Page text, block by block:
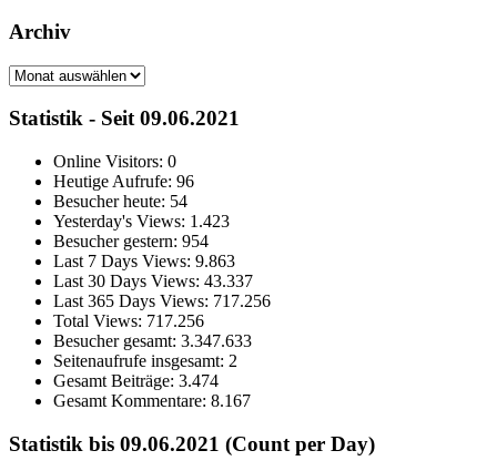
Archiv
Archiv
Statistik - Seit 09.06.2021
Online Visitors: 0
Heutige Aufrufe: 96
Besucher heute: 54
Yesterday's Views: 1.423
Besucher gestern: 954
Last 7 Days Views: 9.863
Last 30 Days Views: 43.337
Last 365 Days Views: 717.256
Total Views: 717.256
Besucher gesamt: 3.347.633
Seitenaufrufe insgesamt: 2
Gesamt Beiträge: 3.474
Gesamt Kommentare: 8.167
Statistik bis 09.06.2021 (Count per Day)